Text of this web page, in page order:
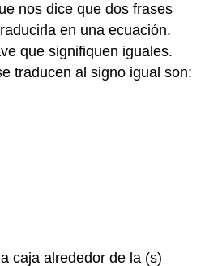
nos dice que dos frases
en una ecuación.
que signifiquen iguales.
traducen al signo igual son:
caja alrededor de la (s)